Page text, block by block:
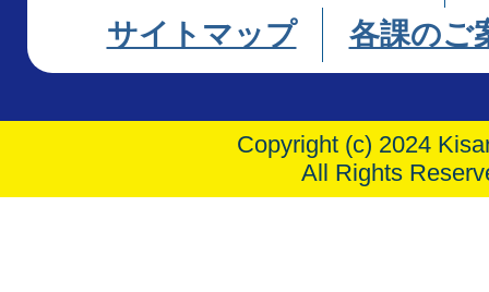
サイトマップ
各課のご
Copyright (c) 2024
All Rights